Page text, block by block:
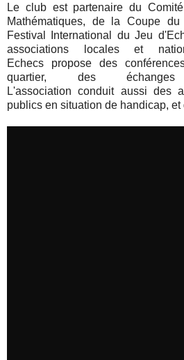
Le club est partenaire du
Mathématiques, de la Coupe
Festival International du Jeu
associations locales et
Echecs propose des
quartier, des échanges
L'association conduit aussi des
publics en situation de handicap,